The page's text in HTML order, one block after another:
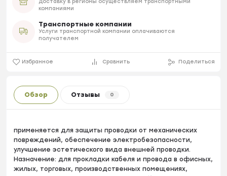
компаниями
Транспортные компании
Услуги транспортной компании оплачиваются
получателем
Избранное Сравнить Поделиться
Обзор Отзывы 0
применяется для защиты проводки от механических
повреждений, обеспечение электробезопасности,
улучшение эстетического вида внешней проводки.
Назначение: для прокладки кабеля и провода в офисных,
жилых, торговых, производственных помещениях,